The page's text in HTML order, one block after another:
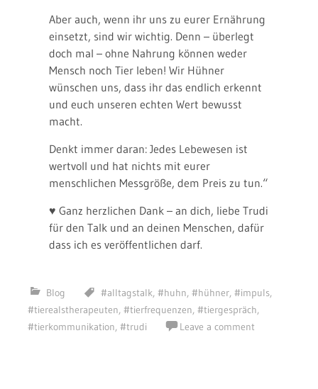
Aber auch, wenn ihr uns zu eurer Ernährung
einsetzt, sind wir wichtig. Denn – überlegt
doch mal – ohne Nahrung können weder
Mensch noch Tier leben! Wir Hühner
wünschen uns, dass ihr das endlich erkennt
und euch unseren echten Wert bewusst
macht.
Denkt immer daran: Jedes Lebewesen ist
wertvoll und hat nichts mit eurer
menschlichen Messgröße, dem Preis zu tun.“
♥ Ganz herzlichen Dank – an dich, liebe Trudi
für den Talk und an deinen Menschen, dafür
dass ich es veröffentlichen darf.
Blog #alltagstalk, #huhn, #hühner, #impuls,
#tierealstherapeuten, #tierfrequenzen, #tiergespräch,
#tierkommunikation, #trudi Leave a comment